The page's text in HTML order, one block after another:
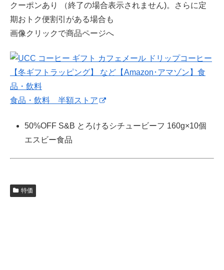
クーポンあり （終了の場合表示されません)。さらに定
期おトク便割引がある場合も
画像クリックで商品ページへ
食品・飲料 半額ストア
50%OFF S&B とろけるシチュービーフ 160g×10個
エスビー食品
特価